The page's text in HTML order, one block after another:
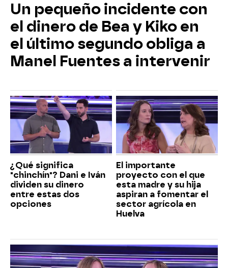
Un pequeño incidente con
el dinero de Bea y Kiko en
el último segundo obliga a
Manel Fuentes a intervenir
¿Qué significa
"chinchín"? Dani e Iván
dividen su dinero
entre estas dos
opciones
El importante
proyecto con el que
esta madre y su hija
aspiran a fomentar el
sector agrícola en
Huelva